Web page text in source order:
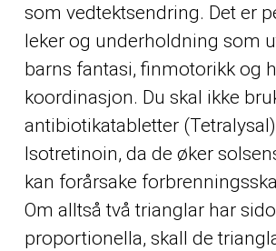
som vedtektsendring. Det er
leker og underholdning som
barns fantasi, finmotorikk og
koordinasjon. Du skal ikke
antibiotikatabletter
Isotretinoin, da de øker
kan forårsake
Om alltså två trianglar har
proportionella, skall de